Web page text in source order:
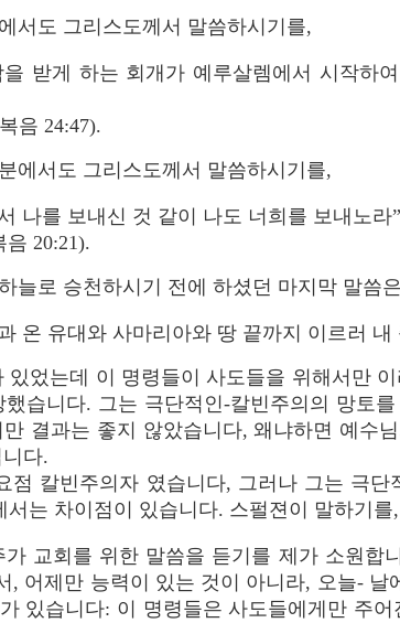
서도 그리스도께서 말씀하시기를,
받게 하는 회개가 예루살렘에서 시작하
24:47).
에서도 그리스도께서 말씀하시기를,
나를 보내신 것 같이 나도 너희를 보내노라”
20:21).
늘로 승천하시기 전에 하셨던 마지막 말씀
온 유대와 사마리아와 땅 끝까지 이르러
있었는데 이 명령들이 사도들을 위해서만
습니다. 그는 극단적인-칼빈주의의 망토
결과는 좋지 않았습니다, 왜냐하면 예수
다.
점 칼빈주의자 였습니다, 그러나 그는 극
서는 차이점이 있습니다. 스펄젼이 말하기를,
가 교회를 위한 말씀을 듣기를 제가 소원합
, 어제만 능력이 있는 것이 아니라, 오늘-
있습니다: 이 명령들은 사도들에게만 주어